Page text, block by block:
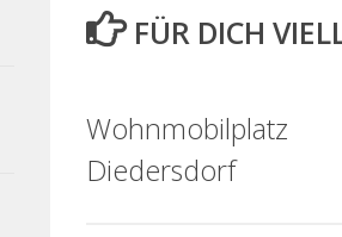
FÜR DICH
Wohnmobilplatz
Diedersdorf